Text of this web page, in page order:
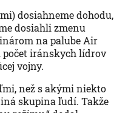
dosiahneme dohodu,
dosiahli zmenu
na palube Air
počet iránskych lídrov
vojny.
než s akými niekto
skupina ľudí. Takže